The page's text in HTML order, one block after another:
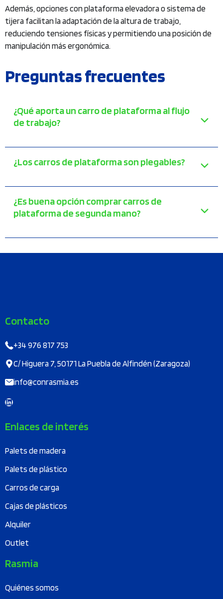
Además, opciones con plataforma elevadora o sistema de
tijera facilitan la adaptación de la altura de trabajo,
reduciendo tensiones físicas y permitiendo una posición de
manipulación más ergonómica.
Preguntas frecuentes
¿Qué aporta un carro de plataforma al flujo
de trabajo?
¿Los carros de plataforma son plegables?
¿Es buena opción comprar carros de
plataforma de segunda mano?
Contacto
+34 976 817 753
C/ Higuera 7, 50171 La Puebla de Alfindén (Zaragoza)
info@conrasmia.es
LinkedIn
Enlaces de interés
Palets de madera
Palets de plástico
Carros de carga
Cajas de plásticos
Alquiler
Outlet
Rasmia
Quiénes somos